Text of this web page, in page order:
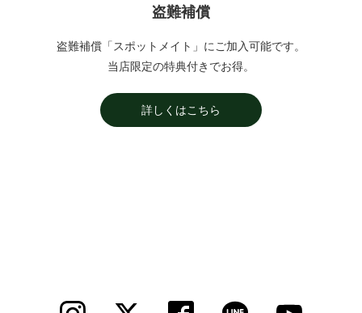
盗難補償
盗難補償「スポットメイト」にご加入可能です。
当店限定の特典付きでお得。
詳しくはこちら